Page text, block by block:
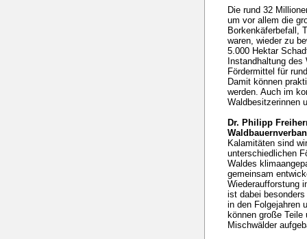
Die rund 32
um vor allem die
Borkenkäferbefall,
waren, wieder zu
5.000 Hektar
Instandhaltung des
Fördermittel für
Damit können
werden. Auch im
Waldbesitzerinnen
Dr. Philipp
Kalamitäten sind
unterschiedlichen
Waldes
gemeinsam
Wiederaufforstung
ist dabei
in den Folgejahren
können große
Mischwälder